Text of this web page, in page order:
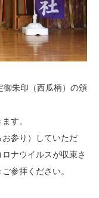
御朱印（西瓜柄）の頒
す。
参り）していただ
ナウイルスが収束さ
参拝ください。